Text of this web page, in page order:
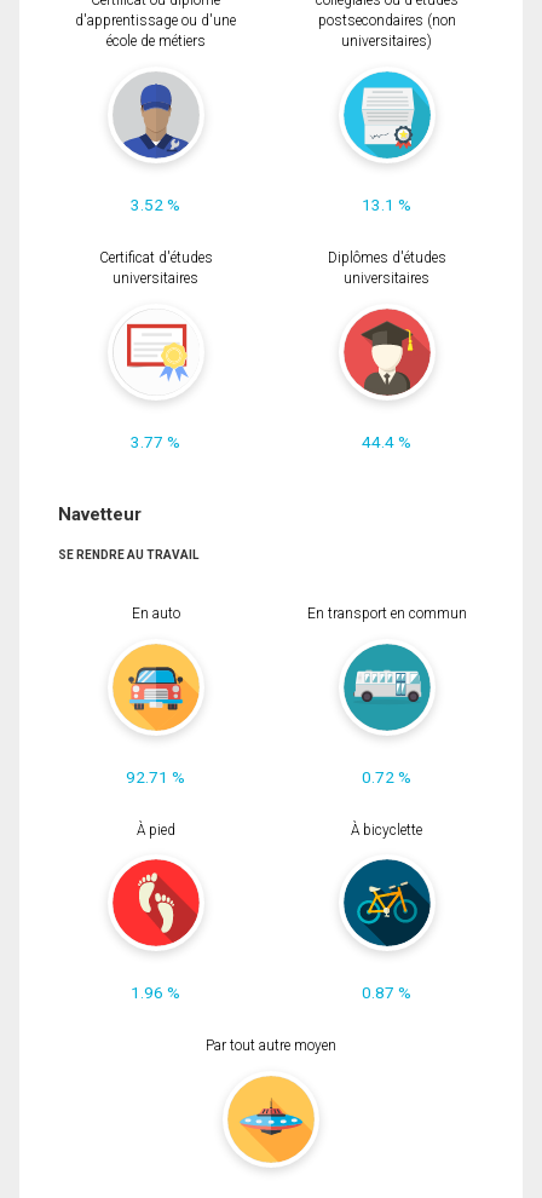
d'apprentissage ou d'une
école de métiers
3.52 %
postsecondaires (non
universitaires)
13.1 %
Certificat d'études
universitaires
3.77 %
Diplômes d'études
universitaires
44.4 %
Navetteur
SE RENDRE AU TRAVAIL
En auto
92.71 %
En transport en commun
0.72 %
À pied
1.96 %
À bicyclette
0.87 %
Par tout autre moyen